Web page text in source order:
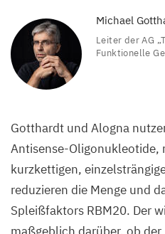
Michael
Leiter derAG „
Funktionelle
Gotthardt und Alogna
Antisense-Oligonukleotide,
kurzkettigen,
reduzieren die Menge und
Spleißfaktors RBM20. Der